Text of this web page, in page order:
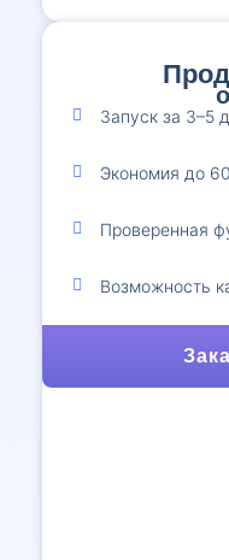
Запуск за 3–5
Экономия до
Проверенная
Возможность